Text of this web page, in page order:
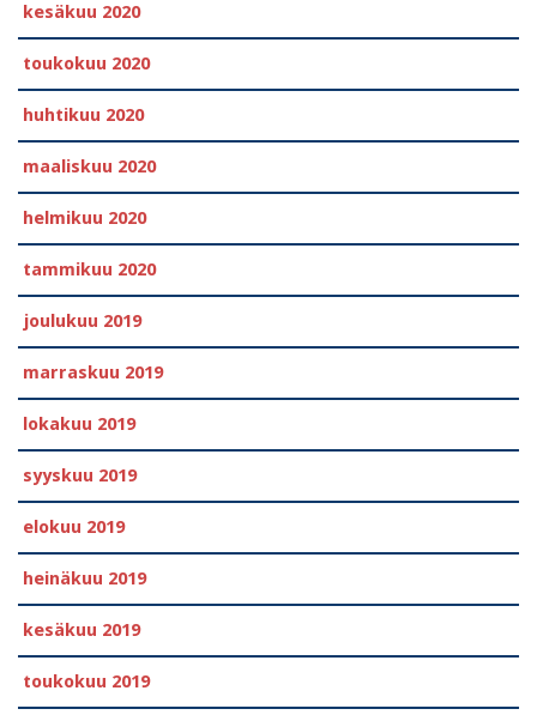
kesäkuu 2020
toukokuu 2020
huhtikuu 2020
maaliskuu 2020
helmikuu 2020
tammikuu 2020
joulukuu 2019
marraskuu 2019
lokakuu 2019
syyskuu 2019
elokuu 2019
heinäkuu 2019
kesäkuu 2019
toukokuu 2019